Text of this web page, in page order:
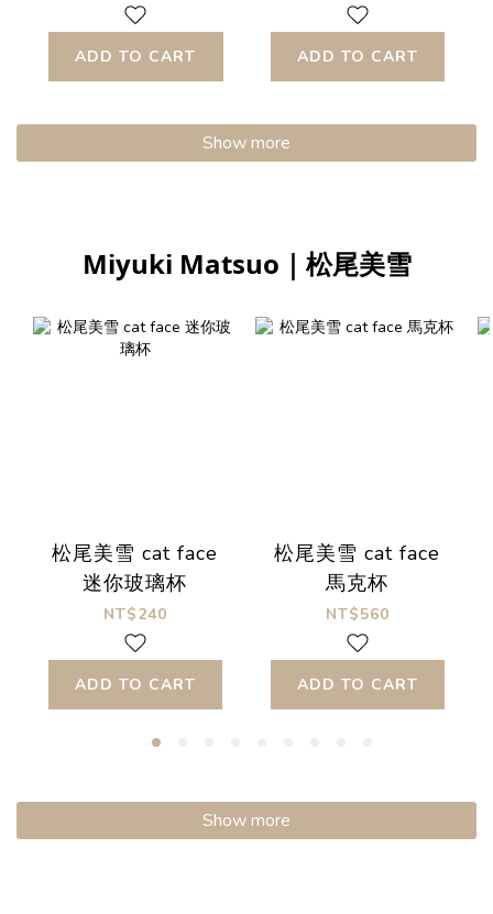
kinari
ADD TO CART ADD TO CART
Show more
Miyuki Matsuo｜松尾美雪
松尾美雪 cat face
迷你玻璃杯
NT$240
ADD TO CART
松尾美雪 cat face
馬克杯
NT$560
ADD TO CART
Show more